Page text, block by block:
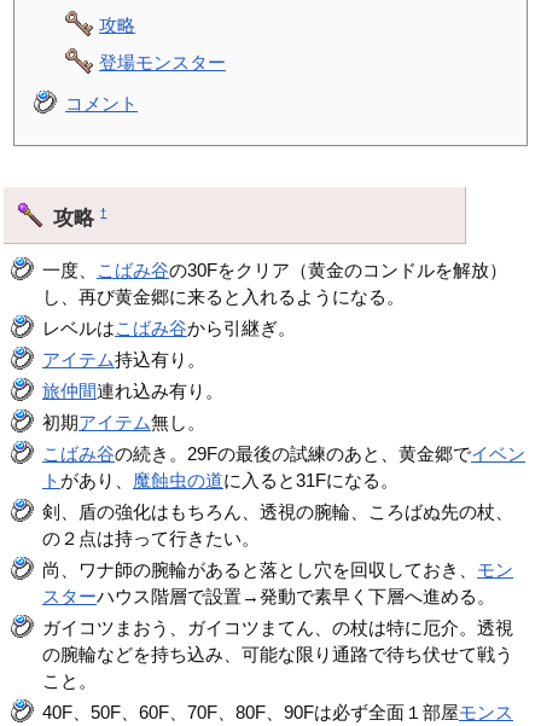
攻略
登場モンスター
コメント
攻略†
一度、 こばみ谷の30Fをクリア（黄金のコンドルを解放）
し、再び黄金郷に来ると入れるようになる。
レベルはこばみ谷から引継ぎ。
アイテム持込有り。
旅仲間連れ込み有り。
初期アイテム無し。
こばみ谷の続き。29Fの最後の試練のあと、黄金郷でイベン
ト があり、 魔蝕虫の道に入ると31Fになる。
剣、盾の強化はもちろん、透視の腕輪、ころばぬ先の杖、
の２点は持って行きたい。
尚、ワナ師の腕輪があると落とし穴を回収しておき、 モン
スターハウス階層で設置→発動で素早く下層へ進める。
ガイコツまおう、ガイコツまてん、の杖は特に厄介。透視
の腕輪などを持ち込み、可能な限り通路で待ち伏せて戦う
こと。
40F、50F、60F、70F、80F、90Fは必ず全面１部屋モンス